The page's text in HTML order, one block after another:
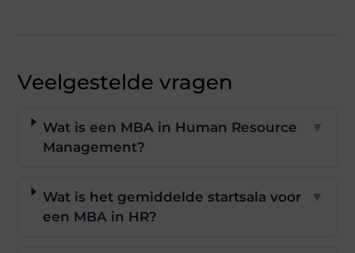
Veelgestelde vragen
Wat is een MBA in Human Resource
Management?
▼
Wat is het gemiddelde startsala voor
een MBA in HR?
▼